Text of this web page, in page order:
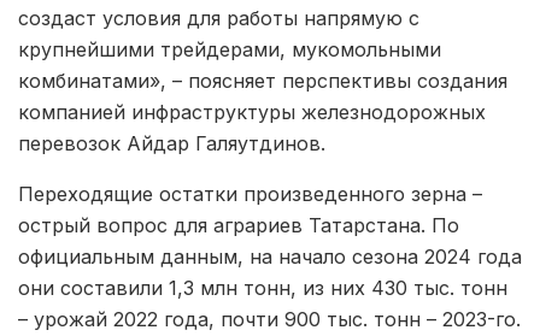
создаст условия для работы напрямую с
крупнейшими трейдерами, мукомольными
комбинатами», – поясняет перспективы создания
компанией инфраструктуры железнодорожных
перевозок Айдар Галяутдинов.
Переходящие остатки произведенного зерна –
острый вопрос для аграриев Татарстана. По
официальным данным, на начало сезона 2024 года
они составили 1,3 млн тонн, из них 430 тыс. тонн
– урожай 2022 года, почти 900 тыс. тонн – 2023-го.